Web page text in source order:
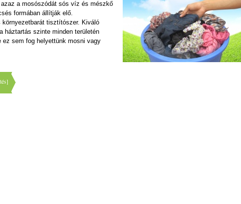
azaz a mosószódát sós víz és mészkő
formában állítják elő.
környezetbarát tisztítószer. Kiváló
háztartás szinte minden területén
ez sem fog helyettünk mosni vagy
]